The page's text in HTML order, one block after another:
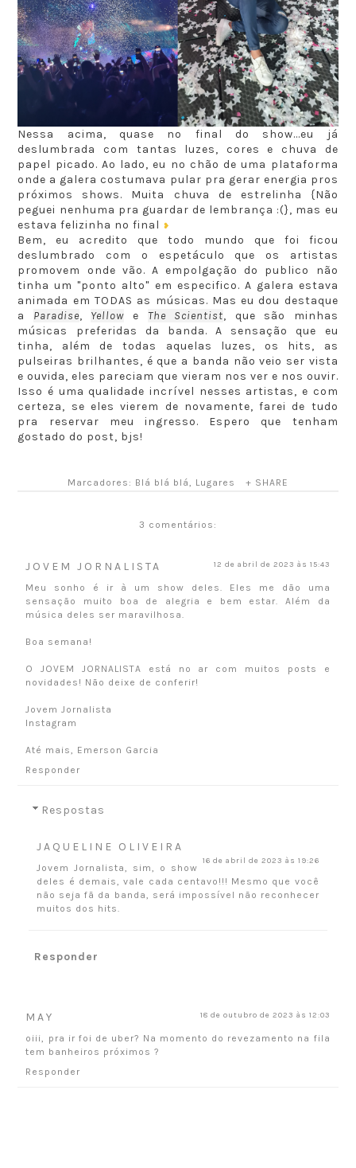
Nessa acima, quase no final do show...eu já
deslumbrada com tantas luzes, cores e chuva de
papel picado. Ao lado, eu no chão de uma plataforma
onde a galera costumava pular pra gerar energia pros
próximos shows. Muita chuva de estrelinha {Não
peguei nenhuma pra guardar de lembrança :(}, mas eu
estava felizinha no final ❥
Bem, eu acredito que todo mundo que foi ficou
deslumbrado com o espetáculo que os artistas
promovem onde vão. A empolgação do publico não
tinha um "ponto alto" em especifico. A galera estava
animada em TODAS as músicas. Mas eu dou destaque
a Paradise, Yellow e The Scientist, que são minhas
músicas preferidas da banda. A sensação que eu
tinha, além de todas aquelas luzes, os hits, as
pulseiras brilhantes, é que a banda não veio ser vista
e ouvida, eles pareciam que vieram nos ver e nos ouvir.
Isso é uma qualidade incrível nesses artistas, e com
certeza, se eles vierem de novamente, farei de tudo
pra reservar meu ingresso. Espero que tenham
gostado do post, bjs!
Marcadores: Blá blá blá Lugares + SHARE
3 comentários:
JOVEM JORNALISTA 12 de abril de 2023 às 15:43
Meu sonho é ir à um show deles. Eles me dão uma
sensação muito boa de alegria e bem estar. Além da
música deles ser maravilhosa.
Boa semana!
O JOVEM JORNALISTA está no ar com muitos posts e
novidades! Não deixe de conferir!
Jovem Jornalista
Instagram
Até mais, Emerson Garcia
Responder
Respostas
JAQUELINE OLIVEIRA
16 de abril de 2023 às 19:26
Jovem Jornalista, sim, o show
deles é demais, vale cada centavo!!! Mesmo que você
não seja fã da banda, será impossível não reconhecer
muitos dos hits.
Responder
MAY 18 de outubro de 2023 às 12:03
oiii, pra ir foi de uber? Na momento do revezamento na fila
tem banheiros próximos ?
Responder